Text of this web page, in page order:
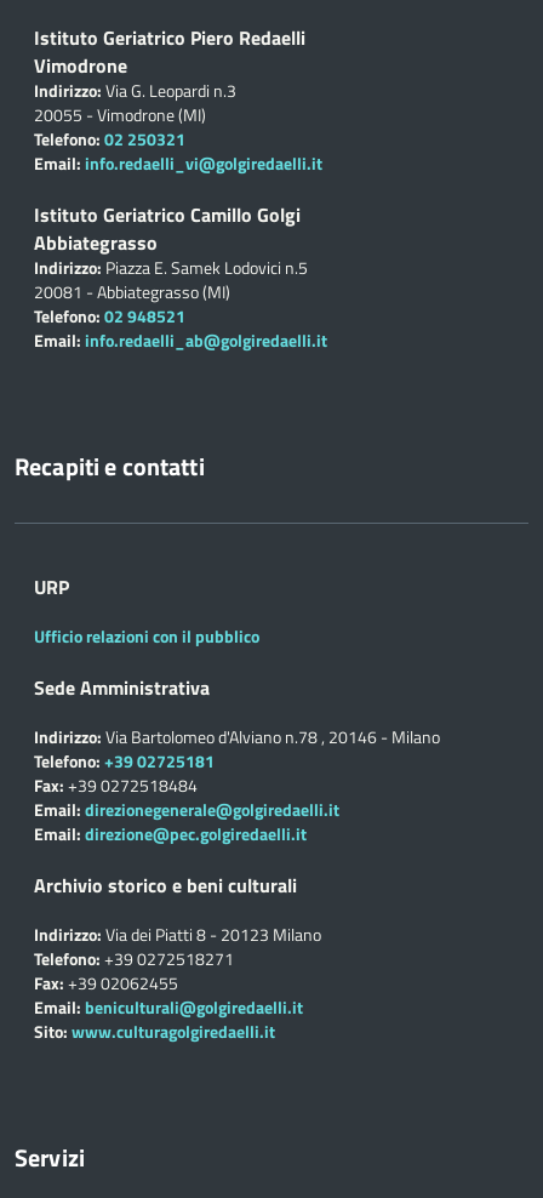
Istituto Geriatrico Piero Redaelli
Vimodrone
Indirizzo:Via G. Leopardi n.3
20055 - Vimodrone (MI)
Telefono:02 250321
Email: info.redaelli_vi@golgiredaelli.it
Istituto Geriatrico Camillo Golgi
Abbiategrasso
Indirizzo: Piazza E. Samek Lodovici n.5
20081 - Abbiategrasso (MI)
Telefono:02 948521
Email: info.redaelli_ab@golgiredaelli.it
Recapiti e contatti
URP
Ufficio relazioni con il pubblico
Sede Amministrativa
Indirizzo:Via Bartolomeo d'Alviano n.78 , 20146 - Milano
Telefono:+39 02725181
Fax:+39 0272518484
Email:direzionegenerale@golgiredaelli.it
Email:direzione@pec.golgiredaelli.it
Archivio storico e beni culturali
Indirizzo:Via dei Piatti 8 - 20123 Milano
Telefono:+39 0272518271
Fax:+39 02062455
Email: beniculturali@golgiredaelli.it
Sito:www.culturagolgiredaelli.it
Servizi